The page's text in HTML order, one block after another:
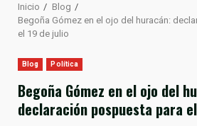
Inicio
Blog
Begoña Gómez en el ojo del huracán:
el 19 de julio
Blog Política
Begoña Gómez en el ojo del
declaración pospuesta para